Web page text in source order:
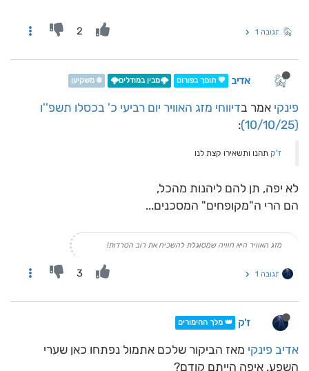
תגובה 1 2
אדיב 💖 תומך בפורום 🌩️מבין במודלים🌩️ ❄️ משקיען
פינקי אמר בדיווחי מזג האוויר יום רביעי כ' בכסלו תשפ''ו
(10/10/25)
:
ז'ק תהנו ותשאירו קצת לנו
לא יפה, תן להם ליהנות מהכל,
הם הרי ה"מקופחים" המסכנים...
מזג האוויר היא חוויה שמסוגלת להשכיח את רוב הטרדות!
תגובה 1 3
ז'ק 👑 מלך ההימורים
אדיב פינקי מאז הביקור שלכם אתמול נפתחו כאן שערי
השפע. איפה הייתם קודם?